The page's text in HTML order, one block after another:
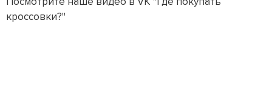
кроссовки?"